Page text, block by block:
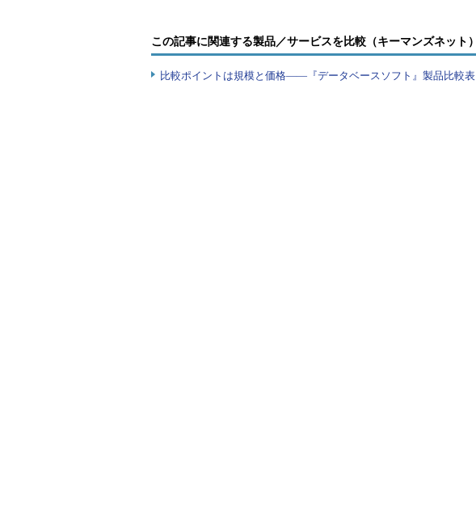
この記事に関連する製品／サービスを比較（キーマンズネット）
比較ポイントは規模と価格――『データベースソフト』製品比較表